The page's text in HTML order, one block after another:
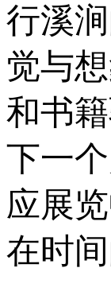
行溪
觉与
和书
下一
应展
在时